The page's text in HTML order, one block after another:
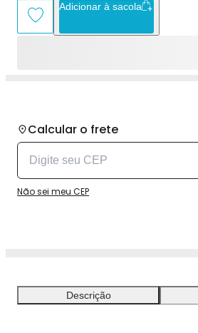
Adicionar à sacola
Calcular o frete
Não sei meu CEP
Descrição